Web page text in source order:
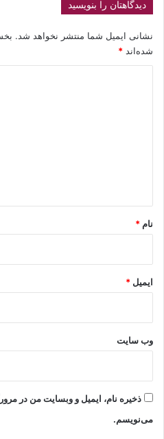
دیدگاهتان را بنویسید
نشانی ایمیل شما منتشر نخواهد شد.
شده‌اند *
نام *
ایمیل *
وب‌ سایت
ذخیره نام، ایمیل و وبسایت من در
می‌نویسم.